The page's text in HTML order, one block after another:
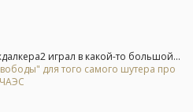
играл в какой-то большой...
для того самого шутера про